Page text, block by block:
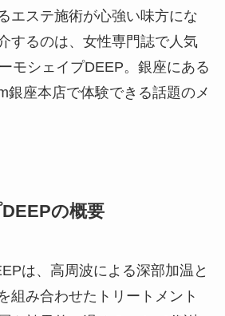
エステ施術が心強い味方にな
するのは、女性専門誌で人気
モシェイプDEEP。銀座にある
銀座本店で体験できる話題のメ
の概要
は、高周波による深部加温と
組み合わせたトリートメント